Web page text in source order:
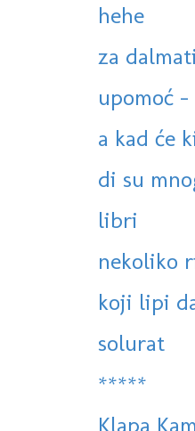
hehe
za
upomoć -
a kad će
di su
libri
nekoliko
koji lipi
solurat
*****
Klapa